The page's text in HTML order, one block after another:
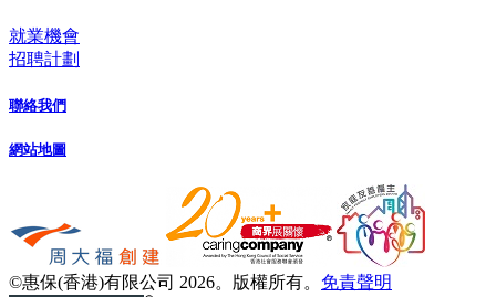
就業機會
招聘計劃
聯絡我們
網站地圖
©惠保(香港)有限公司 2026。版權所有。 免責聲明